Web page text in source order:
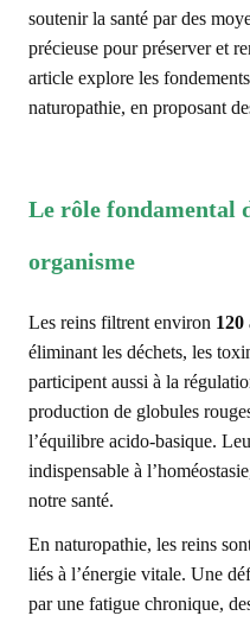
soutenir la santé par des
précieuse pour préserver et
article explore les
naturopathie, en proposant
Le rôle fondamental
organisme
Les reins filtrent environ
éliminant les déchets, les
participent aussi à la
production de globules
l’équilibre acido-basique.
indispensable à
notre santé.
En naturopathie, les reins
liés à l’énergie vitale. Une
par une fatigue chronique,